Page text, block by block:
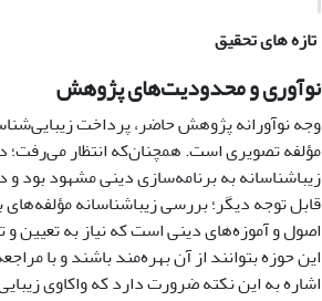
تازه های تحقیق
نوآوری و محدودیت‌های پژوهش
وجه نوآورانه پژوهش حاضر، پرداخت
مؤلفه تصویری است. همچنان‌که انتظار می‌رفت؛
زیباشناسانه به برنامه‌سازی دینی مشهود
قابل ‌توجه دیگر؛ بررسی زیباشناسانه
اصول و آموزه‌های دینی است که نیاز به تعیین
این حوزه بتوانند از آن بهره‌مند باشند و با
اشاره به این نکته ضرورت دارد که واکاوی